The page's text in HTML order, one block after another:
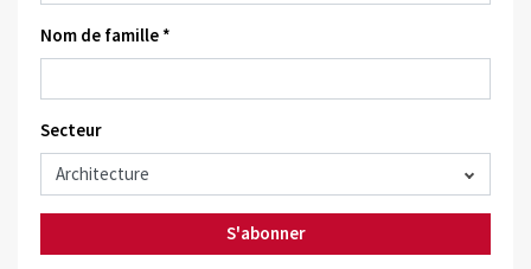
Nom de famille *
Secteur
S'abonner